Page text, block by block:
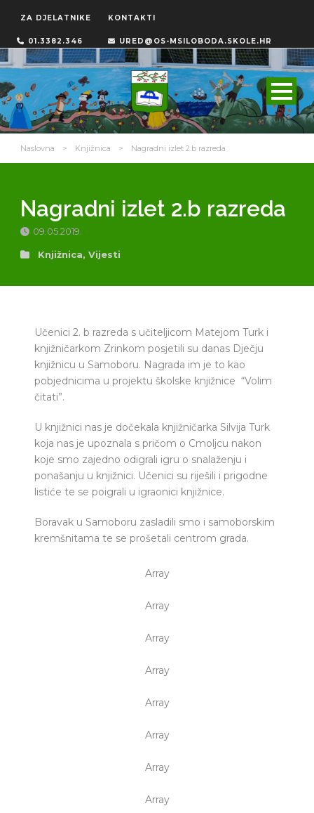
ZA DJELATNIKE KONTAKTI
01.3382.346 URED@OS-MSILOBODA.SKOLE.HR
Naslovna > Knjižnica > Nagradni izlet 2.b razreda
Nagradni izlet 2.b razreda
09.05.2019.
Knjižnica, Vijesti
Učenici 2. b razreda s učiteljicom Matejom Turk i
knjižničarkom Zrinkom posjetili su danas Dječju
knjižnicu u Samoboru. Nagrada im je to kao
pobjednicima u projektu školske knjižnice “Volim
čitati”.
U knjižnici nas je dočekala knjižničarka Silvija Turk
koja nas je upoznala s pričom o Cmoljcu nakon
koje smo zajedno odigrali igru o snalaženju i
ponašanju u knjižnici. Učenici su riješili i prigodne
listiće te se poigrali u igraonici knjižnice.
Boravak u Samoboru zasladili smo i samoborskim
kremšnitama te se prošetali centrom grada.
Array
Array
Array
Array
Array
Array
Array
Array